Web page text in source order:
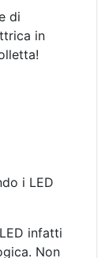
di
in
i LED
infatti
Non